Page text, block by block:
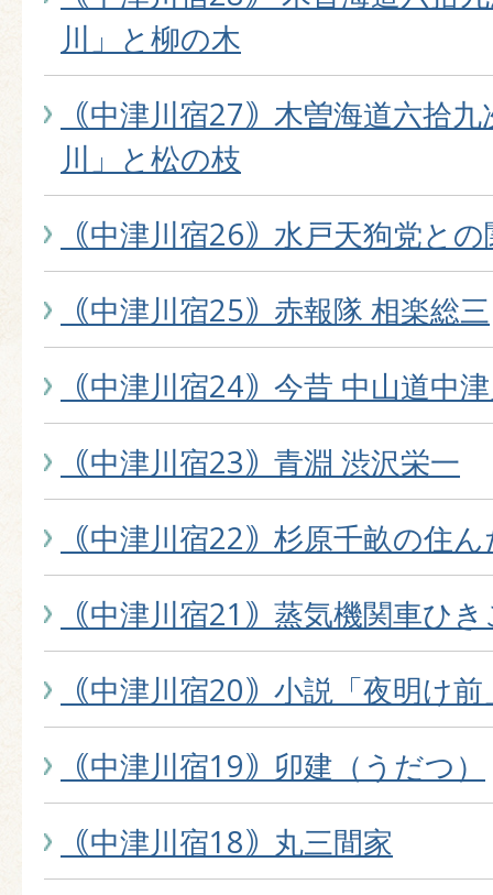
川」と柳の木
｟中津川宿27｠木曽海道六拾
川」と松の枝
｟中津川宿26｠水戸天狗党と
｟中津川宿25｠赤報隊 相楽総三
｟中津川宿24｠今昔 中山道中
｟中津川宿23｠青淵 渋沢栄一
｟中津川宿22｠杉原千畝の住
｟中津川宿21｠蒸気機関車ひ
｟中津川宿20｠小説「夜明け前
｟中津川宿19｠卯建（うだつ）
｟中津川宿18｠丸三間家